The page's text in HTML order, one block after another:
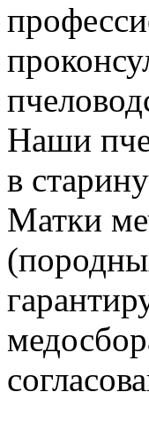
Наши
в
Матки